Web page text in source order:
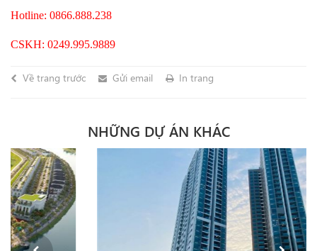
Hotline: 0866.888.238
CSKH: 0249.995.9889
Về trang trước Gửi email In trang
NHỮNG DỰ ÁN KHÁC